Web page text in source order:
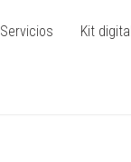
Servicios Kit digital